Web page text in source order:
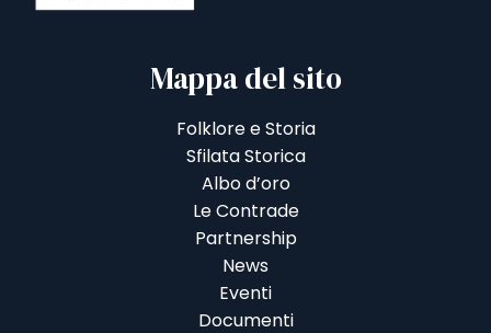
Mappa del sito
Folklore e Storia
Sfilata Storica
Albo d’oro
Le Contrade
Partnership
News
Eventi
Documenti